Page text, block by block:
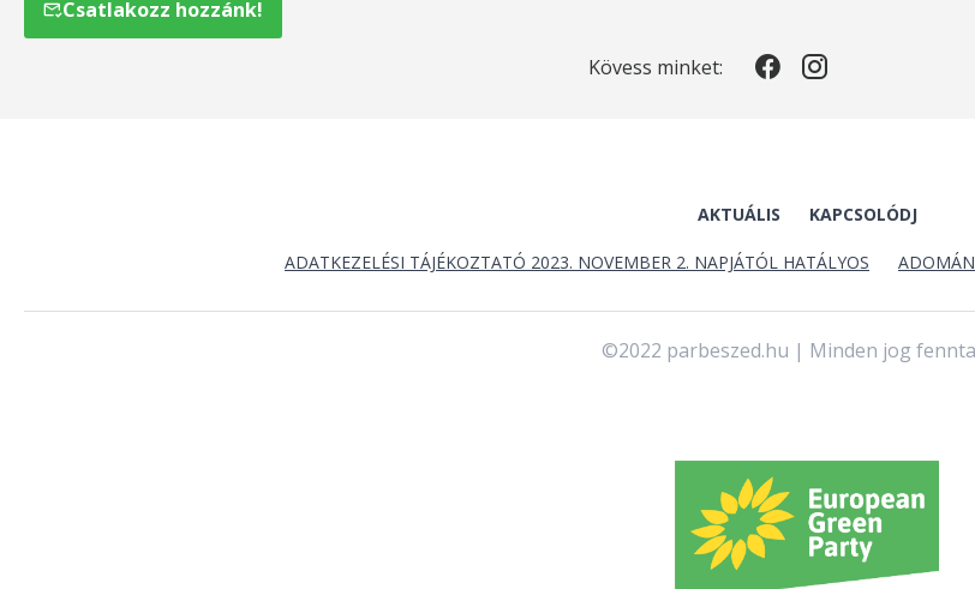
Csatlakozz hozzánk!
Kövess minket:
AKTUÁLIS KAPCSOLÓDJ
ADATKEZELÉSI TÁJÉKOZTATÓ 2023. NOVEMBER 2. NAPJÁTÓL HATÁLYOS
©2022 parbeszed.hu | Minden jog